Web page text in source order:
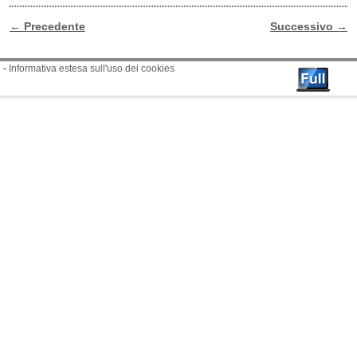
Navigazione Articoli
← Precedente Successivo →
- Informativa estesa sull'uso dei cookies